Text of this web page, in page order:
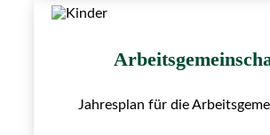
Jahresplan für die